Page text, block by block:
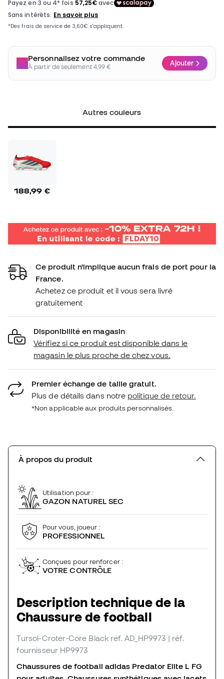
Personnalisez votre commande
À partir de seulement 4,99 € Ajouter
Autres couleurs
188,99 €
Ce produit n'implique aucun frais de port pour la
France.
Achetez ce produit et il vous sera livré
gratuitement
Disponibilité en magasin
Vérifiez si ce produit est disponible dans le
magasin le plus proche de chez vous.
Premier échange de taille gratuit.
Plus de détails dans notre politique de retour.
*Non applicable aux produits personnalisés.
À propos du produit
Utilisation pour :
GAZON NATUREL SEC
Pour vous, joueur :
PROFESSIONNEL
Conçues pour renforcer :
VOTRE CONTRÔLE
Description technique de la
Chaussure de football
Tursol-Croter-Core Black ref. AD_HP9973 | réf.
fournisseur HP9973
Chaussures de football adidas Predator Elite L FG